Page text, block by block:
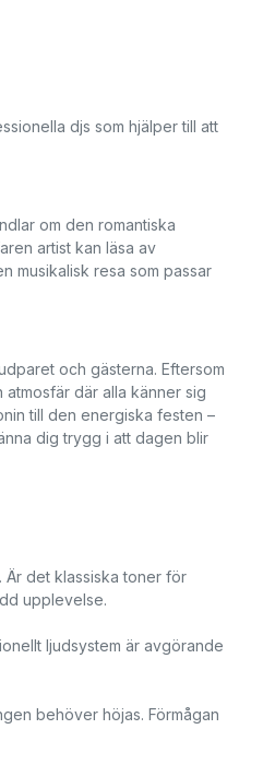
djs som hjälper till att
om den romantiska
artist kan läsa av
musikalisk resa som passar
och gästerna. Eftersom
där alla känner sig
till den energiska festen –
dig trygg i att dagen blir
Är det klassiska toner för
upplevelse.
ljudsystem är avgörande
behöver höjas. Förmågan